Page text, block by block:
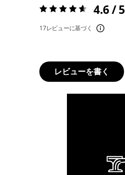
評価:4.6 / 5 4.6 / 5
17レビューに基づく
レビューを書く